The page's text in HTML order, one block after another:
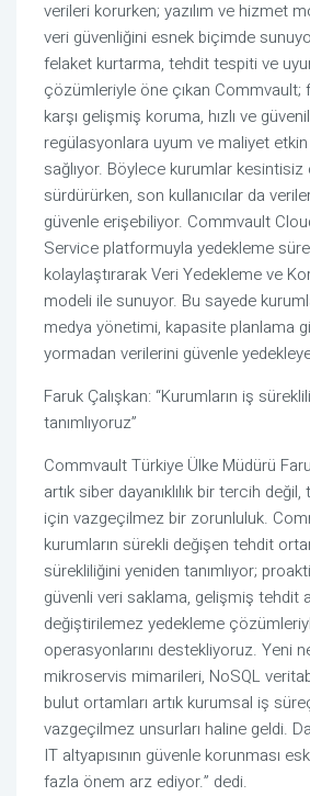
verileri korurken; yazılım ve hizmet
veri güvenliğini esnek biçimde
felaket kurtarma, tehdit tespiti ve
çözümleriyle öne çıkan Commvault;
karşı gelişmiş koruma, hızlı ve
regülasyonlara uyum ve maliyet
sağlıyor. Böylece kurumlar kesintisiz
sürdürürken, son kullanıcılar da
güvenle erişebiliyor. Commvault
Service platformuyla yedekleme
kolaylaştırarak Veri Yedekleme ve
modeli ile sunuyor. Bu sayede
medya yönetimi, kapasite planlama
yormadan verilerini güvenle
Faruk Çalışkan: “Kurumların iş
tanımlıyoruz”
Commvault Türkiye Ülke Müdürü
artık siber dayanıklılık bir tercih
için vazgeçilmez bir zorunluluk.
kurumların sürekli değişen tehdit
sürekliliğini yeniden tanımlıyor;
güvenli veri saklama, gelişmiş tehdit
değiştirilemez yedekleme
operasyonlarını destekliyoruz. Yeni
mikroservis mimarileri, NoSQL
bulut ortamları artık kurumsal iş
vazgeçilmez unsurları haline geldi.
IT altyapısının güvenle korunması
fazla önem arz ediyor.” dedi.